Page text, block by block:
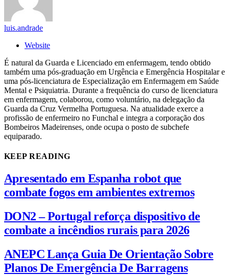
luis.andrade
Website
É natural da Guarda e Licenciado em enfermagem, tendo obtido
também uma pós-graduação em Urgência e Emergência Hospitalar e
uma pós-licenciatura de Especialização em Enfermagem em Saúde
Mental e Psiquiatria. Durante a frequência do curso de licenciatura
em enfermagem, colaborou, como voluntário, na delegação da
Guarda da Cruz Vermelha Portuguesa. Na atualidade exerce a
profissão de enfermeiro no Funchal e integra a corporação dos
Bombeiros Madeirenses, onde ocupa o posto de subchefe
equiparado.
KEEP READING
Apresentado em Espanha robot que
combate fogos em ambientes extremos
DON2 – Portugal reforça dispositivo de
combate a incêndios rurais para 2026
ANEPC Lança Guia De Orientação Sobre
Planos De Emergência De Barragens